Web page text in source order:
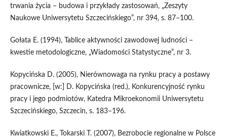
trwania życia – budowa i przykłady zastosowań, „Zeszyty
Naukowe Uniwersytetu Szczecińskiego”, nr 394, s. 87–100.
Gołata E. (1994), Tablice aktywności zawodowej ludności –
kwestie metodologiczne, „Wiadomości Statystyczne”, nr 3.
Kopycińska D. (2005), Nierównowaga na rynku pracy a postawy
pracownicze, [w:] D. Kopycińska (red.), Konkurencyjność rynku
pracy i jego podmiotów, Katedra Mikroekonomii Uniwersytetu
Szczecińskiego, Szczecin, s. 183–196.
Kwiatkowski E., Tokarski T. (2007), Bezrobocie regionalne w Polsce